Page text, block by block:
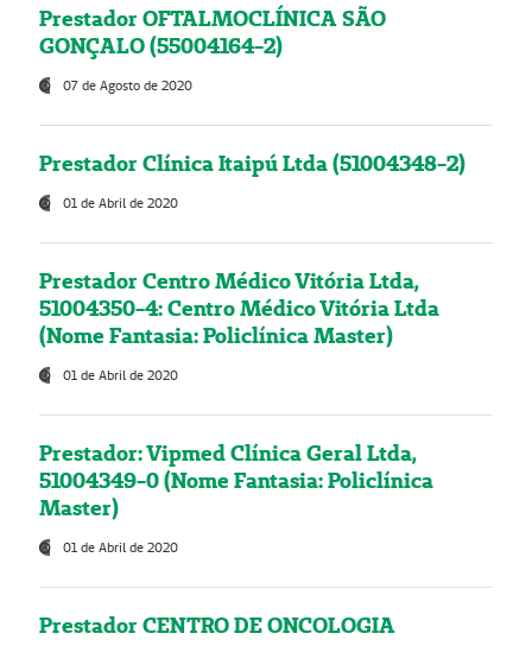
Prestador OFTALMOCLÍNICA SÃO
GONÇALO (55004164-2)
07 de Agosto de 2020
Prestador Clínica Itaipú Ltda (51004348-2)
01 de Abril de 2020
Prestador Centro Médico Vitória Ltda,
51004350-4: Centro Médico Vitória Ltda
(Nome Fantasia: Policlínica Master)
01 de Abril de 2020
Prestador: Vipmed Clínica Geral Ltda,
51004349-0 (Nome Fantasia: Policlínica
Master)
01 de Abril de 2020
Prestador CENTRO DE ONCOLOGIA